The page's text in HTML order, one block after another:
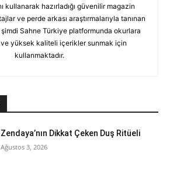
kullanarak hazırladığı güvenilir magazin
ve perde arkası araştırmalarıyla tanınan
Sahne Türkiye platformunda okurlara
ve yüksek kaliteli içerikler sunmak için
kullanmaktadır.
Zendaya’nın Dikkat Çeken Duş Ritüeli
Ağustos 3, 2026